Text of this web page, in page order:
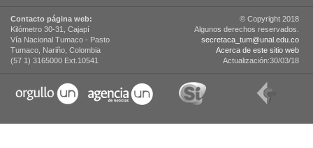
Contacto página web:
Kilómetro 30-31, Cajapí
Vía Nacional Tumaco - Pasto
Tumaco, Nariño, Colombia
(57 1) 3165000 Ext.10541
© Copyright 2018
Algunos derechos reservados.
secretaca_tum@unal.edu.co
Acerca de este sitio web
Actualización:30/03/18